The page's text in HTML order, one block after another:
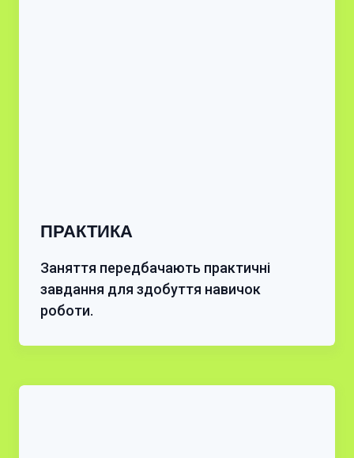
ПРАКТИКА
Заняття передбачають практичні
завдання для здобуття навичок
роботи.